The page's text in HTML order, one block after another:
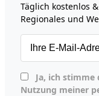
Täglich kostenlos
Regionales und
Nutzung meiner